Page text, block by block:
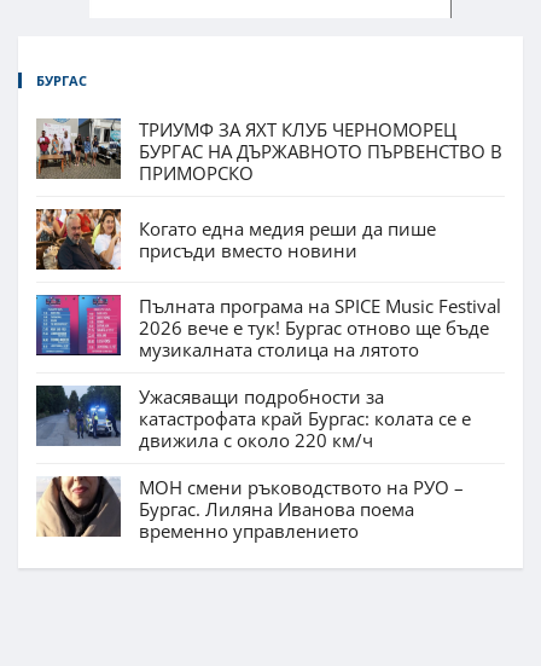
БУРГАС
ТРИУМФ ЗА ЯХТ КЛУБ ЧЕРНОМОРЕЦ
БУРГАС НА ДЪРЖАВНОТО ПЪРВЕНСТВО В
ПРИМОРСКО
Когато една медия реши да пише
присъди вместо новини
Пълната програма на SPICE Music Festival
2026 вече е тук! Бургас отново ще бъде
музикалната столица на лятото
Ужасяващи подробности за
катастрофата край Бургас: колата се е
движила с около 220 км/ч
МОН смени ръководството на РУО –
Бургас. Лиляна Иванова поема
временно управлението